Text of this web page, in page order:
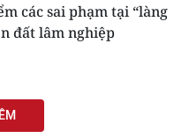
các sai phạm tại “làng
đất lâm nghiệp